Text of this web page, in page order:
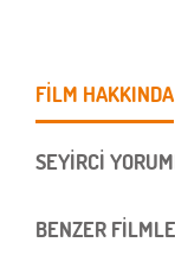
FİLM HAKKINDA
SEYİRCİ
BENZER